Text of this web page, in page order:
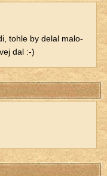
tohle by delal ma­lo­
dal :-)